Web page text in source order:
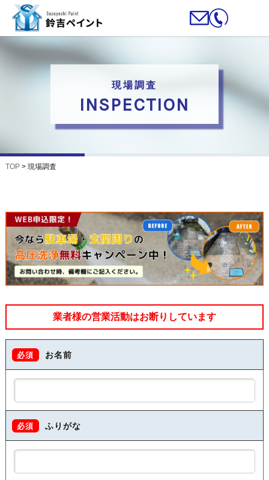
現場調査
INSPECTION
TOP> 現場調査
業者様の営業活動はお断りしています
必須 お名前
必須 ふりがな